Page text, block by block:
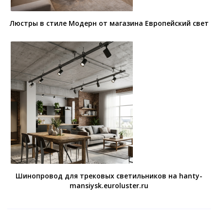
Люстры в стиле Модерн от магазина Европейский свет
Шинопровод для трековых светильников на hanty-
mansiysk.euroluster.ru